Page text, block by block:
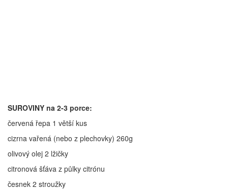
SUROVINY na 2-3 porce:
červená řepa 1 větší kus
cizrna vařená (nebo z plechovky) 260g
olivový olej 2 lžičky
citronová šťáva z půlky citrónu
česnek 2 stroužky